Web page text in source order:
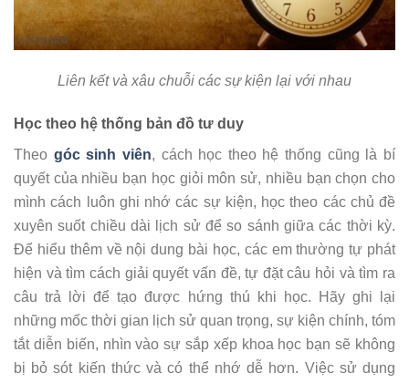
Liên kết và xâu chuỗi các sự kiện lại với nhau
Học theo hệ thống bản đồ tư duy
Theo góc sinh viên, cách học theo hệ thống cũng là bí
quyết của nhiều bạn học giỏi môn sử, nhiều bạn chọn cho
mình cách luôn ghi nhớ các sự kiện, học theo các chủ đề
xuyên suốt chiều dài lịch sử để so sánh giữa các thời kỳ.
Để hiểu thêm về nội dung bài học, các em thường tự phát
hiện và tìm cách giải quyết vấn đề, tự đặt câu hỏi và tìm ra
câu trả lời để tạo được hứng thú khi học. Hãy ghi lại
những mốc thời gian lịch sử quan trọng, sự kiện chính, tóm
tắt diễn biến, nhìn vào sự sắp xếp khoa học bạn sẽ không
bị bỏ sót kiến thức và có thể nhớ dễ hơn. Việc sử dụng